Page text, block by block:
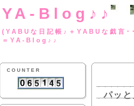
YA-Blog♪♪
(YABUな日記帳♪
＝YA-Blog♪♪
COUNTER
パッ